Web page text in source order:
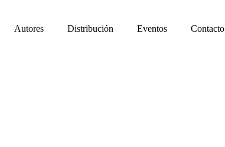
Autores Distribución Eventos Contacto